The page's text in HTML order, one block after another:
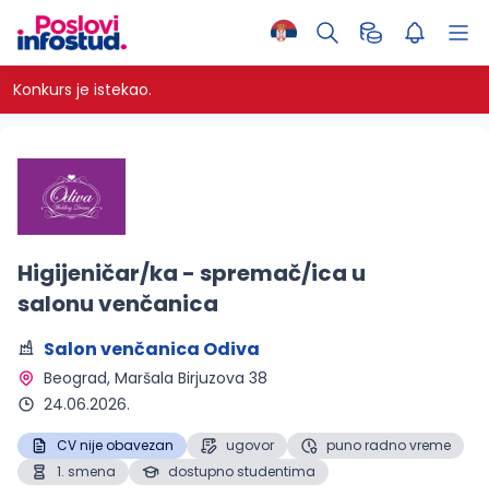
Konkurs je istekao.
Higijeničar/ka - spremač/ica u
salonu venčanica
Salon venčanica Odiva
Beograd, Maršala Birjuzova 38
24.06.2026.
CV nije obavezan ugovor
puno radno vreme
1. smena
dostupno studentima